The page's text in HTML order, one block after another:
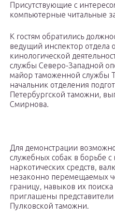
Присутствующие с
компьютерные читальные
К гостям обратились
ведущий инспектор отдела
кинологической
службы Северо-Западной
майор таможенной службы
начальник отделения
Петербургской таможни,
Смирнова.
Для демонстрации
служебных собак в борьбе с
наркотических средств,
незаконно перемещаемых
границу, навыков их
приглашены
Пулковской таможни.